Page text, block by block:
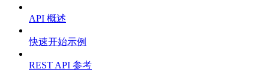
API 概述
快速开始示例
REST API 参考